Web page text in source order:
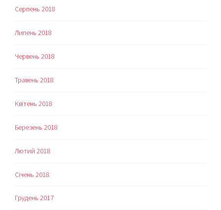
Серпень 2018
Липень 2018
Червень 2018
Травень 2018
Квітень 2018
Березень 2018
Лютий 2018
Січень 2018
Грудень 2017